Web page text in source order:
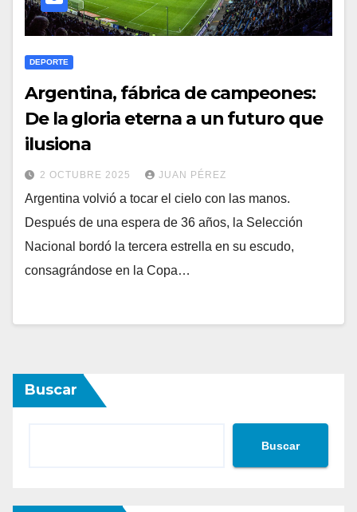
DEPORTE
Argentina, fábrica de campeones:
De la gloria eterna a un futuro que
ilusiona
2 OCTUBRE 2025 JUAN PÉREZ
Argentina volvió a tocar el cielo con las manos.
Después de una espera de 36 años, la Selección
Nacional bordó la tercera estrella en su escudo,
consagrándose en la Copa…
Buscar
Buscar